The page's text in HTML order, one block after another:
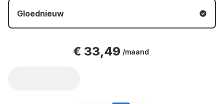
Gloednieuw
€ 33,49 /maand